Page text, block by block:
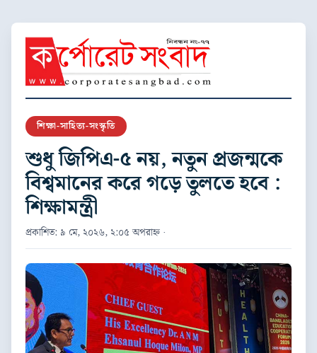
শিক্ষা-সাহিত্য-সংস্কৃতি
শুধু জিপিএ-৫ নয়, নতুন প্রজন্মকে
বিশ্বমানের করে গড়ে তুলতে হবে :
শিক্ষামন্ত্রী
প্রকাশিত: ৯ মে, ২০২৬, ২:০৫ অপরাহ্ন ·